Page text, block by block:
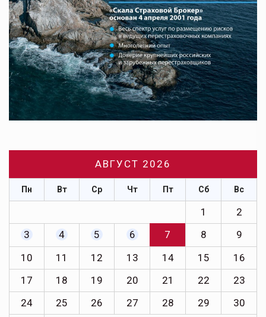
АВГУСТ 2026
Пн Вт Ср Чт Пт Сб Вс
1
2
3
4 5 6 7 8
9
10
11 12 13 14 15
16
17
18 19 20 21 22
23
24
25 26 27 28 29
30